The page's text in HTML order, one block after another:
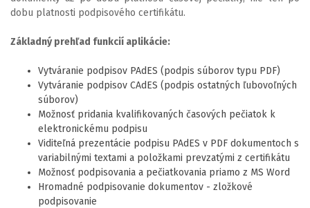
dobu platnosti podpisového certifikátu.
Základný prehľad funkcií aplikácie:
Vytváranie podpisov PAdES (podpis súborov typu PDF)
Vytváranie podpisov CAdES (podpis ostatných ľubovoľných
súborov)
Možnosť pridania kvalifikovaných časových pečiatok k
elektronickému podpisu
Viditeľná prezentácie podpisu PAdES v PDF dokumentoch s
variabilnými textami a položkami prevzatými z certifikátu
Možnosť podpisovania a pečiatkovania priamo z MS Word
Hromadné podpisovanie dokumentov - zložkové
podpisovanie